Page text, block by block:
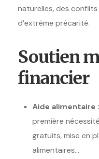
naturelles, des
d’extrême précarité.
Soutien
financier
Aide alimentaire :
première
gratuits, mise en
alimentaires…